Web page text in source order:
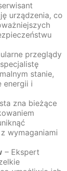
urządzenia, co
przeglądy
stanie,
energii i
zna bieżące
wymaganiami
– Ekspert